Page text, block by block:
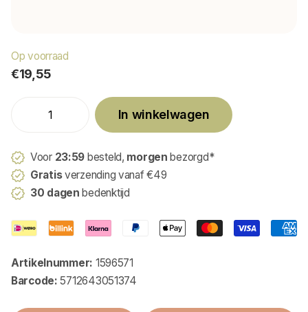
Op voorraad
€19,55
In winkelwagen
Voor 23:59 besteld, morgen bezorgd*
Gratisverzending vanaf €49
30 dagen bedenktijd
Artikelnummer: 1596571
Barcode: 5712643051374